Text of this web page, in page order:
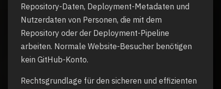
Repository-Daten, Deployment-Metadaten und
Nutzerdaten von Personen, die mit dem
Repository oder der Deployment-Pipeline
arbeiten. Normale Website-Besucher benötigen
kein GitHub-Konto.
Rechtsgrundlage für den sicheren und effizienten